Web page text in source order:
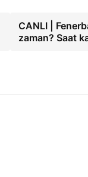
CANLI |
zaman? Saat